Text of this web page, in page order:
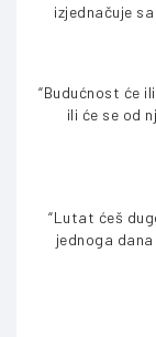
izjednačuje
“Budućnost će
ili će se od
“Lutat ćeš
jednoga